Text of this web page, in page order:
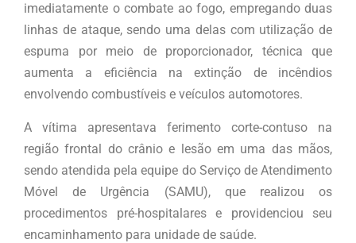
imediatamente o combate ao fogo, empregando duas
linhas de ataque, sendo uma delas com utilização de
espuma por meio de proporcionador, técnica que
aumenta a eficiência na extinção de incêndios
envolvendo combustíveis e veículos automotores.
A vítima apresentava ferimento corte-contuso na
região frontal do crânio e lesão em uma das mãos,
sendo atendida pela equipe do Serviço de Atendimento
Móvel de Urgência (SAMU), que realizou os
procedimentos pré-hospitalares e providenciou seu
encaminhamento para unidade de saúde.